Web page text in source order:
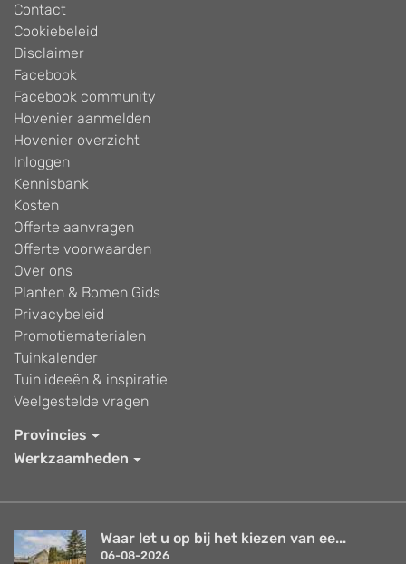
Contact
Cookiebeleid
Disclaimer
Facebook
Facebook community
Hovenier aanmelden
Hovenier overzicht
Inloggen
Kennisbank
Kosten
Offerte aanvragen
Offerte voorwaarden
Over ons
Planten & Bomen Gids
Privacybeleid
Promotiematerialen
Tuinkalender
Tuin ideeën & inspiratie
Veelgestelde vragen
Provincies
Werkzaamheden
Waar let u op bij het kiezen van ee...
06-08-2026